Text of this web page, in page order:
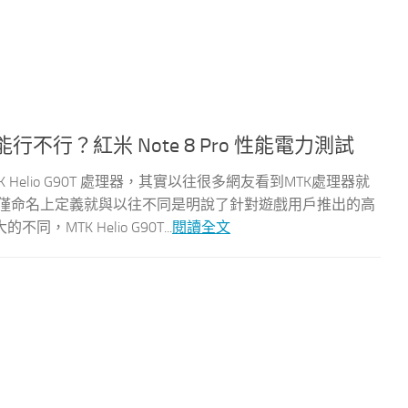
行不行？紅米 Note 8 Pro 性能電力測試
Helio G90T 處理器，其實以往很多網友看到MTK處理器就
命名上定義就與以往不同是明說了針對遊戲用戶推出的高
不同，MTK Helio G90T...閱讀全文